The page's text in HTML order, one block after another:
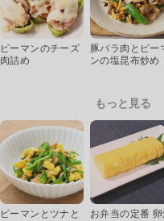
ピーマンのチーズ
肉詰め
豚バラ肉とピー
ンの塩昆布炒め
もっと見る
ピーマンとツナと
お弁当の定番